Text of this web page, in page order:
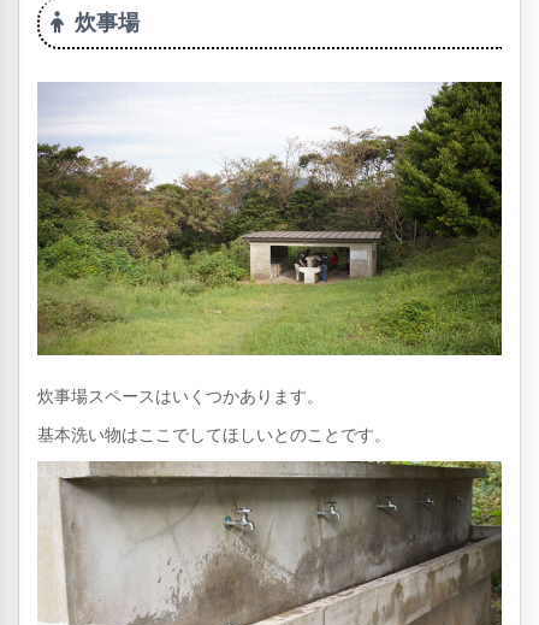
炊事場
炊事場スペースはいくつかあります。
基本洗い物はここでしてほしいとのことです。